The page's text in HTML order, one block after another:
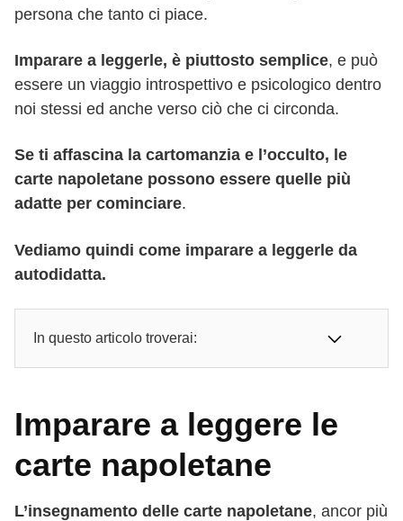
persona che tanto ci piace.
Imparare a leggerle, è piuttosto semplice, e può
essere un viaggio introspettivo e psicologico dentro
noi stessi ed anche verso ciò che ci circonda.
Se ti affascina la cartomanzia e l’occulto, le
carte napoletane possono essere quelle più
adatte per cominciare.
Vediamo quindi come imparare a leggerle da
autodidatta.
In questo articolo troverai:
Imparare a leggere le
carte napoletane
L’insegnamento delle carte napoletane, ancor più